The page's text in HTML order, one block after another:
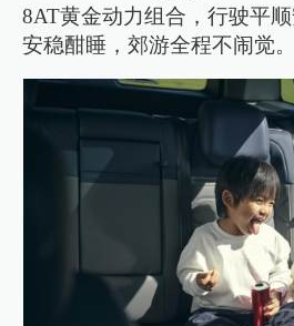
8AT黄金动力组合，行驶平
安稳酣睡，郊游全程不闹觉。